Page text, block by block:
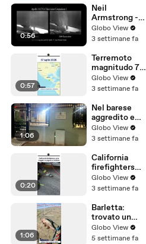
Vigili del
Fuoco
0:56
Neil
Armstrong -
First Moon
Landing 1969
footage
Globo View
3 settimane fa
0:57
Terremoto
magnitudo 7.3
in Messico
(venerdì 17
Globo View
3 settimane fa
1:06
Nel barese
aggredito e
ferito con una
mazza di ferro
un'accetta e
poi investito
con un'auto.
Arrestati 3
malviventi
Globo View
3 settimane fa
0:20
California
firefighters
give oxygen
to pigeon in
Globo View
3 settimane fa
1:06
Barletta:
trovato un
delfino morto
spiaggiato
Globo View
5 settimane fa